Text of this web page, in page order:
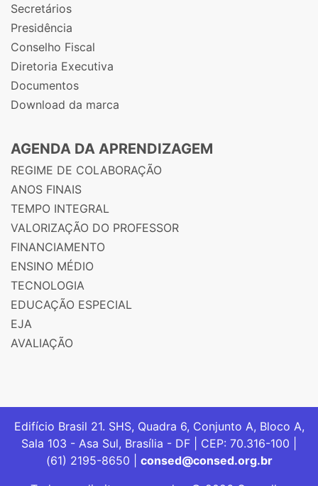
Secretários
Presidência
Conselho Fiscal
Diretoria Executiva
Documentos
Download da marca
AGENDA DA APRENDIZAGEM
REGIME DE COLABORAÇÃO
ANOS FINAIS
TEMPO INTEGRAL
VALORIZAÇÃO DO PROFESSOR
FINANCIAMENTO
ENSINO MÉDIO
TECNOLOGIA
EDUCAÇÃO ESPECIAL
EJA
AVALIAÇÃO
Edifício Brasil 21. SHS, Quadra 6, Conjunto A, Bloco A,
Sala 103 - Asa Sul, Brasília - DF | CEP: 70.316-100 |
(61) 2195-8650 | consed@consed.org.br